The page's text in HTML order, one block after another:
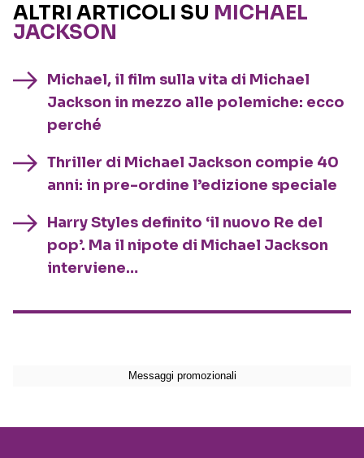
ALTRI ARTICOLI SU MICHAEL
JACKSON
Michael, il film sulla vita di Michael
Jackson in mezzo alle polemiche: ecco
perché
Thriller di Michael Jackson compie 40
anni: in pre-ordine l’edizione speciale
Harry Styles definito ‘il nuovo Re del
pop’. Ma il nipote di Michael Jackson
interviene…